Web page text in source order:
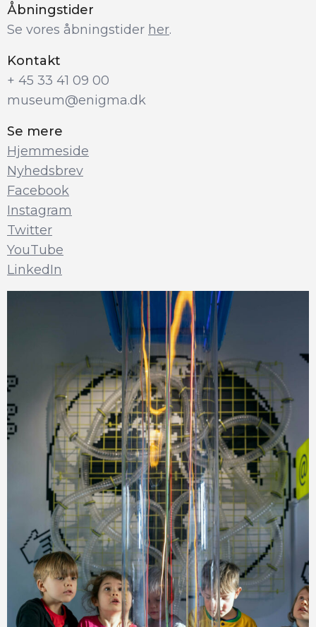
Åbningstider
Se vores åbningstider her.
Kontakt
+ 45 33 41 09 00
museum@enigma.dk
Se mere
Hjemmeside
Nyhedsbrev
Facebook
Instagram
Twitter
YouTube
LinkedIn